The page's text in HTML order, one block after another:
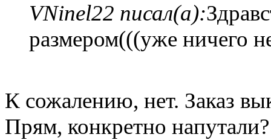
VNinel22 писал(а):
размером(((уже ничего
К сожалению, нет. Заказ
Прям, конкретно